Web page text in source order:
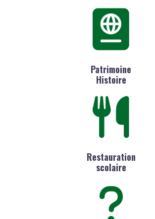
Patrimoine
Histoire
Restauration
scolaire